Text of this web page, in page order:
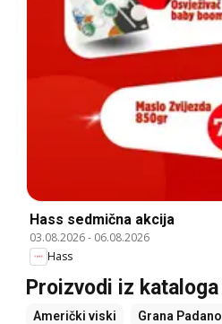
Hass sedmična akcija
03.08.2026- 06.08.2026
Hass
Proizvodi iz kataloga
Američki viski Grana Padano